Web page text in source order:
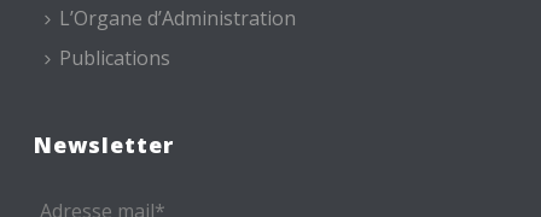
L’Organe d’Administration
Publications
Newsletter
Adresse mail*